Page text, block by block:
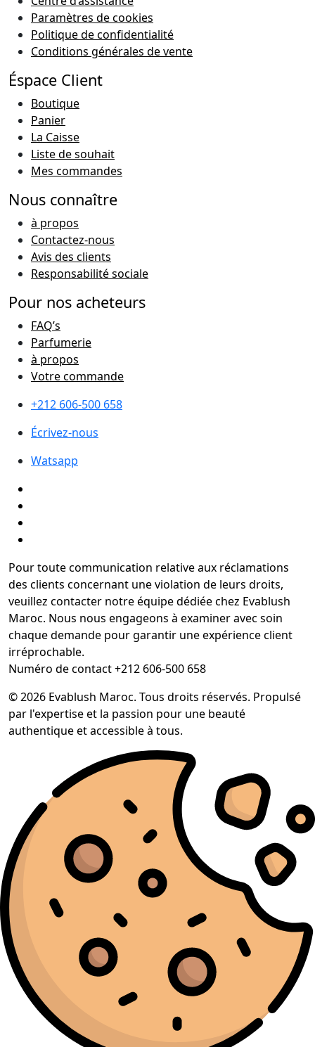
Paramètres de cookies
Politique de confidentialité
Conditions générales de vente
Éspace Client
Boutique
Panier
La Caisse
Liste de souhait
Mes commandes
Nous connaître
à propos
Contactez-nous
Avis des clients
Responsabilité sociale
Pour nos acheteurs
FAQ’s
Parfumerie
à propos
Votre commande
+212 606-500 658
Écrivez-nous
Watsapp
Pour toute communication relative aux réclamations
des clients concernant une violation de leurs droits,
veuillez contacter notre équipe dédiée chez Evablush
Maroc. Nous nous engageons à examiner avec soin
chaque demande pour garantir une expérience client
irréprochable.
Numéro de contact +212 606-500 658
© 2026 Evablush Maroc. Tous droits réservés. Propulsé
par l'expertise et la passion pour une beauté
authentique et accessible à tous.